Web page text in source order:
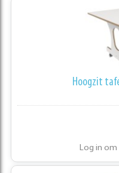
Hoogzit
Log in